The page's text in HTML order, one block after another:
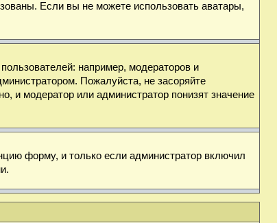
Если вы не можете использовать аватары,
например, модераторов и
Пожалуйста, не засоряйте
и модератор или администратор понизят значение
форму, и только если администратор включил